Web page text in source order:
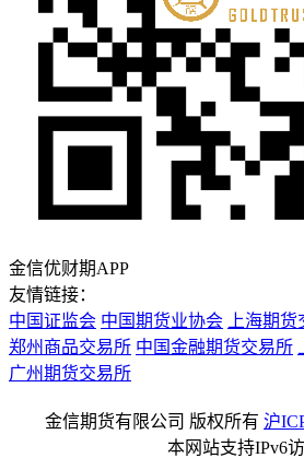
金信优财期APP
友情链接：
中国证监会 中国期货业协会 上海期
郑州商品交易所 中国金融期货交易所
广州期货交易所
金信期货有限公司 版权所有 沪
本网站支持IPv6